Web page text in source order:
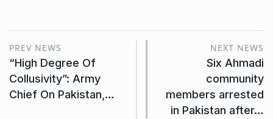
PREV NEWS
“High Degree Of
Collusivity”: Army
Chief On Pakistan,…
NEXT NEWS
Six Ahmadi
community
members arrested
in Pakistan after…